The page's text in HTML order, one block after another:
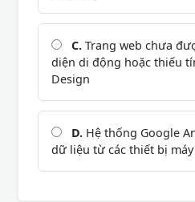
C. Trang web chưa
diện di động hoặc thiếu
Design
D. Hệ thống Google
dữ liệu từ các thiết bị